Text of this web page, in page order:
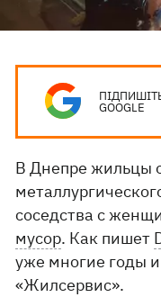
GOOGLE
В Днепре жильцы
соседства с
мусор. Как пишет
уже многие годы
«Жилсервис».